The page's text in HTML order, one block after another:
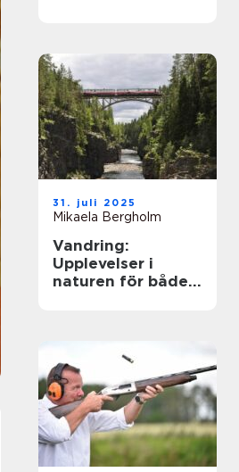
31. juli 2025
Mikaela Bergholm
Vandring:
Upplevelser i
naturen för både